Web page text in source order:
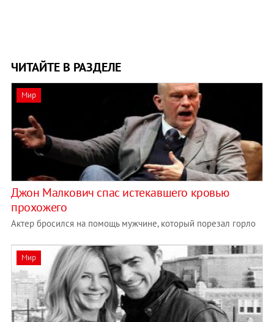
ЧИТАЙТЕ В РАЗДЕЛЕ
Мир
Джон Малкович спас истекавшего кровью
прохожего
Актер бросился на помощь мужчине, который порезал горло
Мир